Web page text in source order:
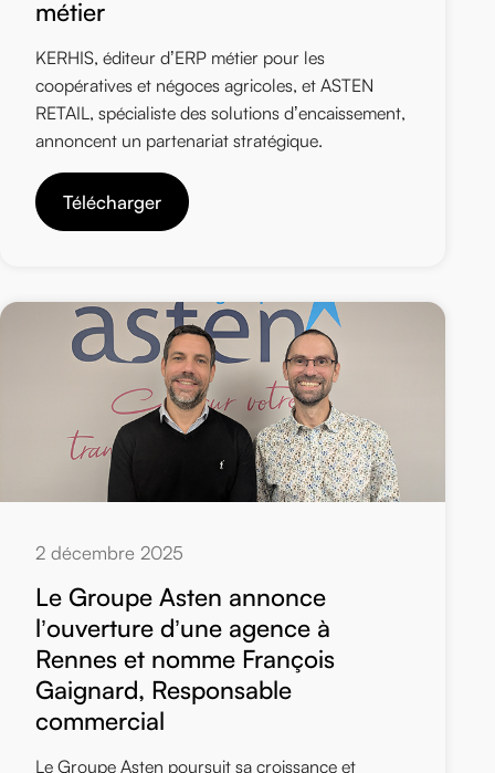
métier
KERHIS, éditeur d’ERP métier pour les
coopératives et négoces agricoles, et ASTEN
RETAIL, spécialiste des solutions d’encaissement,
annoncent un partenariat stratégique.
Télécharger
2 décembre 2025
Le Groupe Asten annonce
l’ouverture d’une agence à
Rennes et nomme François
Gaignard, Responsable
commercial
Le Groupe Asten poursuit sa croissance et